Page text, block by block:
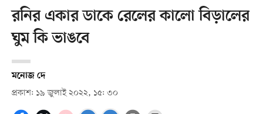
রনির একার ডাকে রেলের কালো বিড়ালের
ঘুম কি ভাঙবে
মনোজ দে
প্রকাশ: ১৯ জুলাই ২০২২, ১৫: ৩০